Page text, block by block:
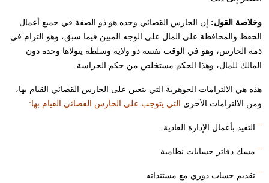
وخلاصة القول: إن الحارس القضائي وحده هو ذو الصفة في جميع أعمال
الحفظ والمحافظة على المال على الوجه المبين فيما سبق، وهو التزام في
ذمة الحارس، وهو في الوقت نفسه ذو ولاية وسلطة يتولاها وحده دون
المالك للمال، وهذا الحكم مستخلص من حكم الحراسة.
هذه هي الالتزامات الجوهرية التي يتعين على الحارس القضائي القيام بها،
ومن الالتزامات الأخرى
التي يتوجب على الحارس القضائي القيام بها:
التقيد بأعمال الإدارة العادية.
مسك دفاتر حسابات نظامية.
تقديم حساب دوري مع مستنداته.